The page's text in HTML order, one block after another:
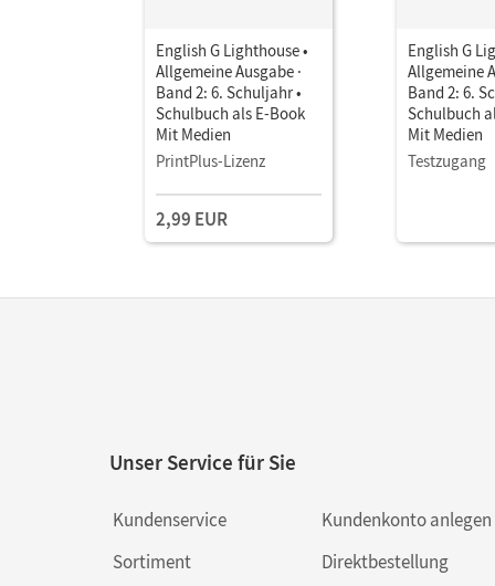
English G Lighthouse •
Allgemeine Ausgabe ·
Band 2: 6. Schuljahr •
Schulbuch als E-Book
Mit Medien
PrintPlus-Lizenz
2,99 EUR
English G
Allgemeine
Band 2: 6.
Schulbuch
Mit Medien
Testzugang
Unser Service für Sie
Kundenservice
Sortiment
Kundenkonto anlegen
Direktbestellung